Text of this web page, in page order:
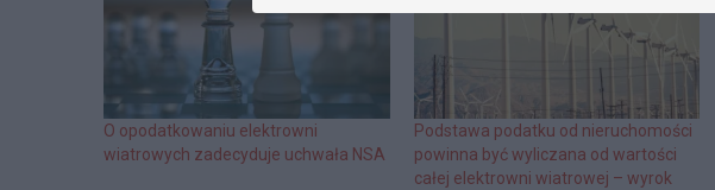
O opodatkowaniu elektrowni
wiatrowych zadecyduje uchwała NSA
Podstawa podatku od nieruchomości
powinna być wyliczana od wartości
całej elektrowni wiatrowej – wyrok